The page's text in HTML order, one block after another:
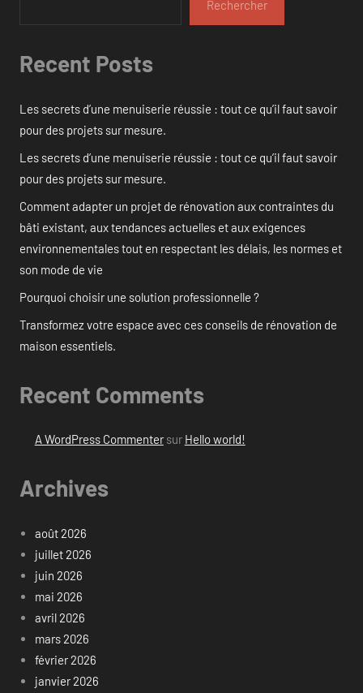
Rechercher
Recent Posts
Les secrets d’une menuiserie réussie : tout ce qu’il faut savoir
pour des projets sur mesure.
Les secrets d’une menuiserie réussie : tout ce qu’il faut savoir
pour des projets sur mesure.
Comment adapter un projet de rénovation aux contraintes du
bâti existant, aux tendances actuelles et aux exigences
environnementales tout en respectant les délais, les normes et
son mode de vie
Pourquoi choisir une solution professionnelle ?
Transformez votre espace avec ces conseils de rénovation de
maison essentiels.
Recent Comments
A WordPress Commentersur Hello world!
Archives
août 2026
juillet 2026
juin 2026
mai 2026
avril 2026
mars 2026
février 2026
janvier 2026